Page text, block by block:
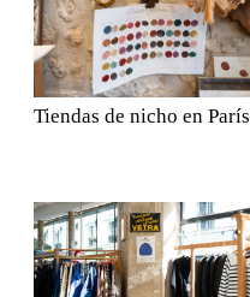
Tiendas de nicho en París